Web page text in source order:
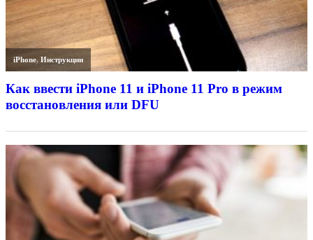
iPhone,Инструкции
Как ввести iPhone 11 и iPhone 11 Pro в режим
восстановления или DFU